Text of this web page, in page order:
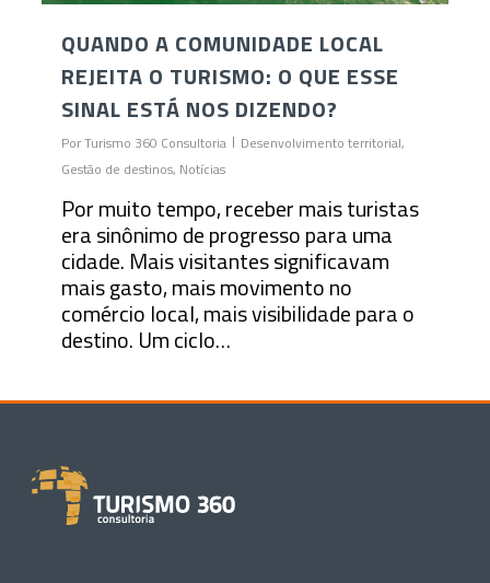
QUANDO A COMUNIDADE LOCAL
REJEITA O TURISMO: O QUE ESSE
SINAL ESTÁ NOS DIZENDO?
PorTurismo 360 Consultoria Desenvolvimento territorial,
Gestão de destinos, Notícias
Por muito tempo, receber mais turistas
era sinônimo de progresso para uma
cidade. Mais visitantes significavam
mais gasto, mais movimento no
comércio local, mais visibilidade para o
destino. Um ciclo…